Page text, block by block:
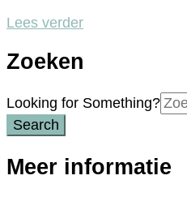
Lees verder
Zoeken
Search
for:
Looking for Something?
Meer informatie